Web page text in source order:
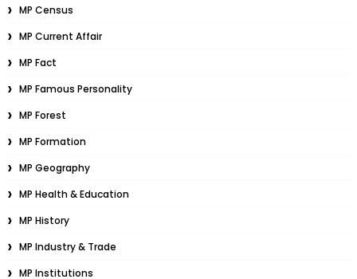
MP Census
MP Current Affair
MP Fact
MP Famous Personality
MP Forest
MP Formation
MP Geography
MP Health & Education
MP History
MP Industry & Trade
MP Institutions